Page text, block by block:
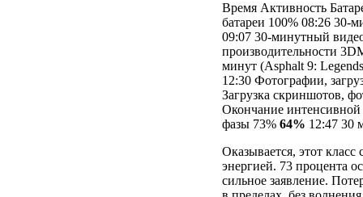
Время Активность
батареи 100% 08:26 30-
09:07 30-минутный
производительности
минут (Asphalt 9:
12:30 Фотографии,
Загрузка скриншотов,
Окончание
фазы 73% 64% 12:47 30
Оказывается, этот
энергией. 73 процента
сильное заявление.